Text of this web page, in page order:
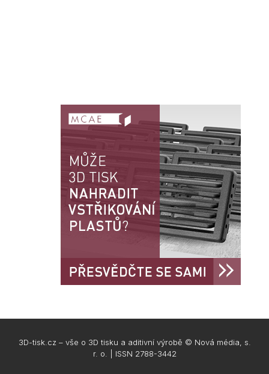
3D-tisk.cz – vše o 3D tisku a aditivní výrobě © Nová média, s.
r. o. | ISSN 2788-3442